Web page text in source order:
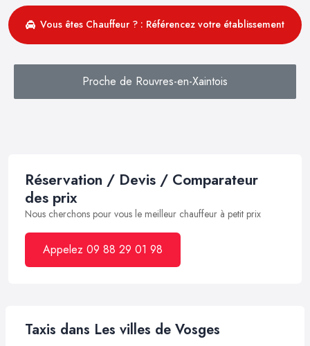
Vous êtes Chauffeur ? : Référencez votre établissement
Proche de Rouvres-en-Xaintois
Réservation / Devis / Comparateur
des prix
Nous cherchons pour vous le meilleur chauffeur à petit prix
Appelez 09 88 29 01 98
Taxis dans Les villes de Vosges